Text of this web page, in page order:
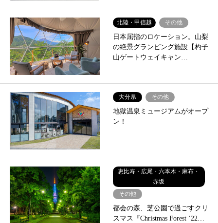
北陸・甲信越 その他
日本屈指のロケーション。山梨
の絶景グランピング施設【杓子
山ゲートウェイキャン…
大分県 その他
地獄温泉ミュージアムがオープ
ン！
恵比寿・広尾・六本木・麻布・
赤坂
その他
都会の森、芝公園で過ごすクリ
スマス『Christmas Forest ‘22…